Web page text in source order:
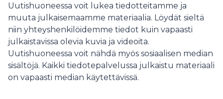
nousi kuitenkin hieman verrattuna vuodentakaiseen.
Uutishuoneessa voit lukea tiedotteitamme ja
muuta julkaisemaamme materiaalia. Löydät sieltä
niin yhteyshenkilöidemme tiedot kuin vapaasti
julkaistavissa olevia kuvia ja videoita.
Uutishuoneessa voit nähdä myös sosiaalisen median
sisältöjä. Kaikki tiedotepalvelussa julkaistu materiaali
on vapaasti median käytettävissä.